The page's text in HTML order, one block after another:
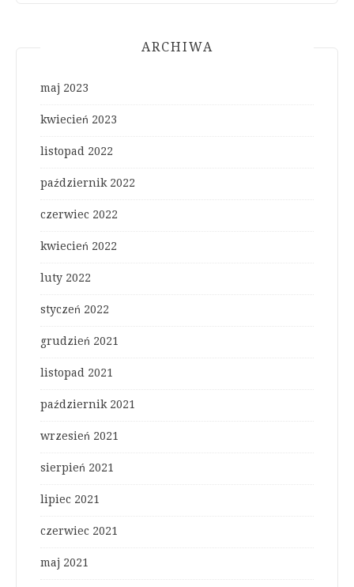
ARCHIWA
maj 2023
kwiecień 2023
listopad 2022
październik 2022
czerwiec 2022
kwiecień 2022
luty 2022
styczeń 2022
grudzień 2021
listopad 2021
październik 2021
wrzesień 2021
sierpień 2021
lipiec 2021
czerwiec 2021
maj 2021